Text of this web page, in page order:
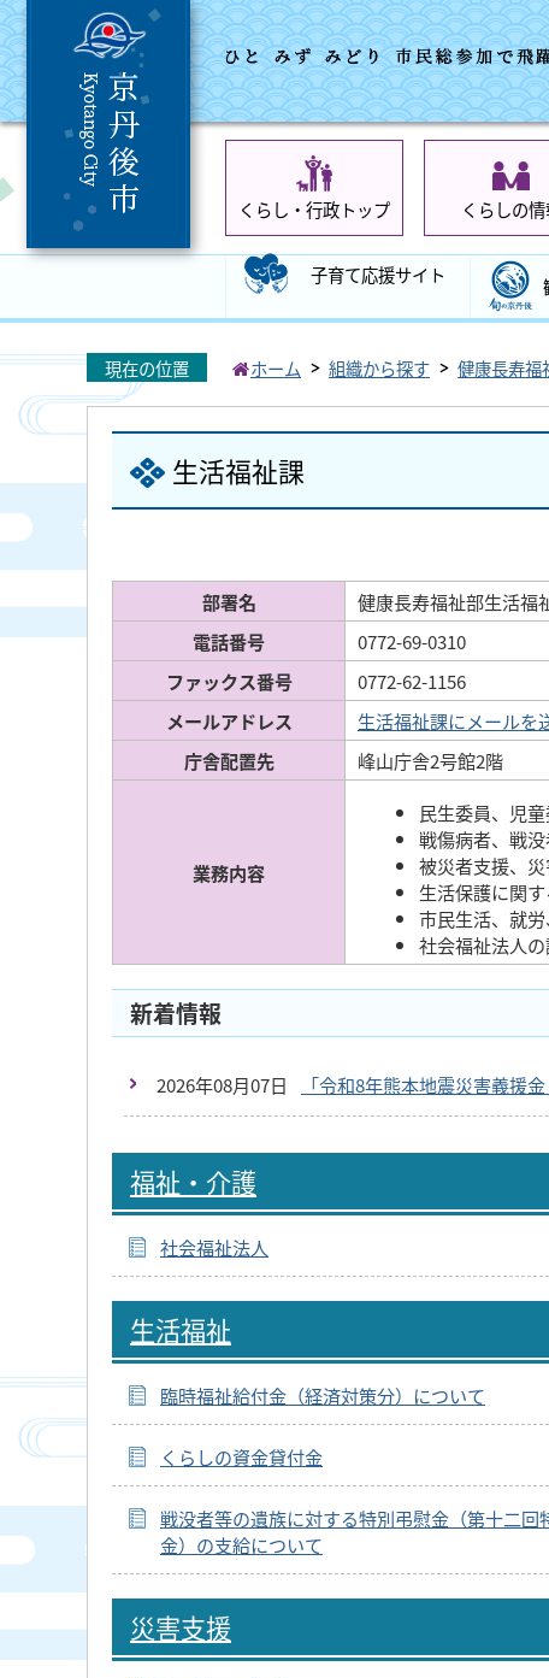
くらし・行政トップ くらしの
子育て応援サイト
現在の位置 ホーム 組織から探す 健康長寿福
生活福祉課
部署名
健康長寿福祉部生活福
電話番号
0772-69-0310
ファックス番号
0772-62-1156
メールアドレス
生活福祉課にメールを
庁舎配置先
峰山庁舎2号館2階
業務内容
民生委員、児
戦傷病者、戦
被災者支援、
生活保護に関す
市民生活、就
社会福祉法人
新着情報
2026年08月07日 「令和8年熊本地震災害義援
福祉・介護
社会福祉法人
生活福祉
臨時福祉給付金（経済対策分）について
くらしの資金貸付金
戦没者等の遺族に対する特別弔慰金（第十二回
金）の支給について
災害支援